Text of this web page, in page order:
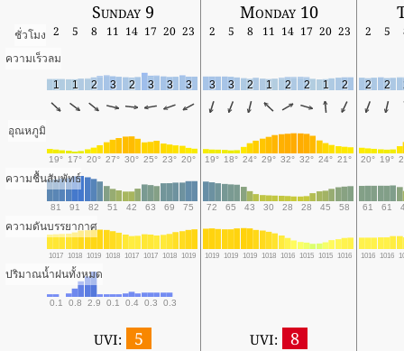
Sunday 9 Monday 10
ชั่วโมง 2 5 8 11 14 17 20 23 2 5 8 11 14 17 20 23 2 5
ความเร็วลม
1 1 2 3 2 3 3 3 3 3 2 1 2 2 1 2 2 2
อุณหภูมิ
19° 17° 20° 27° 30° 25° 23° 20° 19° 18° 24° 29° 32° 32° 24° 21° 20° 19°
ความชื้นสัมพัทธ์
81 91 82 51 42 63 69 75 72 65 43 30 28 28 45 58 61 61
ความดันบรรยากาศ
1017 1018 1019 1018 1017 1017 1018 1019 1019 1019 1019 1018 1016 1015 1015 1016 1016 1016
ปริมาณน้ำฝนทั้งหมด
0.1 0.8 2.9 0.1 0.4 0.3 0.3
UVI: 5 UVI: 8